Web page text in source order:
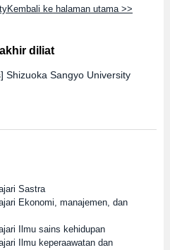
ke halaman utama >>
diliat
Shizuoka Sangyo University
Sastra
Ekonomi, manajemen, dan
Ilmu sains kehidupan
Ilmu keperaawatan dan